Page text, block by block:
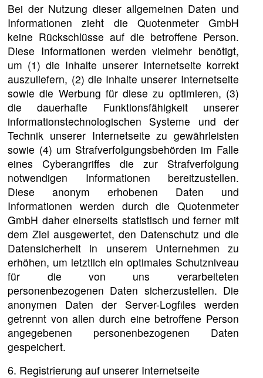
Bei der Nutzung dieser allgemeinen Daten und
Informationen zieht die Quotenmeter GmbH
keine Rückschlüsse auf die betroffene Person.
Diese Informationen werden vielmehr benötigt,
um (1) die Inhalte unserer Internetseite korrekt
auszuliefern, (2) die Inhalte unserer Internetseite
sowie die Werbung für diese zu optimieren, (3)
die dauerhafte Funktionsfähigkeit unserer
informationstechnologischen Systeme und der
Technik unserer Internetseite zu gewährleisten
sowie (4) um Strafverfolgungsbehörden im Falle
eines Cyberangriffes die zur Strafverfolgung
notwendigen Informationen bereitzustellen.
Diese anonym erhobenen Daten und
Informationen werden durch die Quotenmeter
GmbH daher einerseits statistisch und ferner mit
dem Ziel ausgewertet, den Datenschutz und die
Datensicherheit in unserem Unternehmen zu
erhöhen, um letztlich ein optimales Schutzniveau
für die von uns verarbeiteten
personenbezogenen Daten sicherzustellen. Die
anonymen Daten der Server-Logfiles werden
getrennt von allen durch eine betroffene Person
angegebenen personenbezogenen Daten
gespeichert.
6. Registrierung auf unserer Internetseite